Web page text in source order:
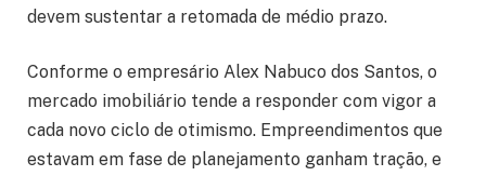
devem sustentar a retomada de médio prazo.
Conforme o empresário Alex Nabuco dos Santos, o
mercado imobiliário tende a responder com vigor a
cada novo ciclo de otimismo. Empreendimentos que
estavam em fase de planejamento ganham tração, e